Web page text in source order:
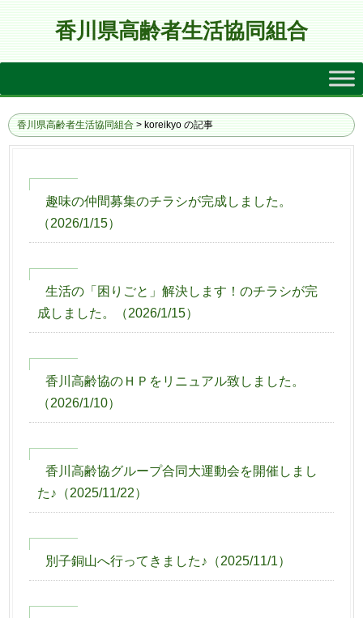
香川県高齢者生活協同組合
香川県高齢者生活協同組合 > koreikyo の記事
趣味の仲間募集のチラシが完成しました。
（2026/1/15）
生活の「困りごと」解決します！のチラシが完
成しました。
（2026/1/15）
香川高齢協のＨＰをリニュアル致しました。
（2026/1/10）
香川高齢協グループ合同大運動会を開催しまし
た♪ （2025/11/22）
別子銅山へ行ってきました♪ （2025/11/1）